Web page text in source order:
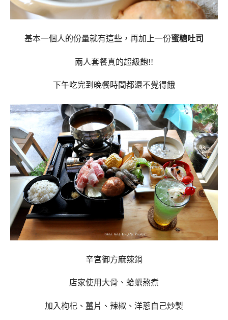
基本一個人的份量就有這些，再加上一份蜜糖吐司
兩人套餐真的超級飽!!
下午吃完到晚餐時間都還不覺得餓
辛宮御方麻辣鍋
店家使用大骨、蛤蠣熬煮
加入枸杞、薑片、辣椒、洋蔥自己炒製